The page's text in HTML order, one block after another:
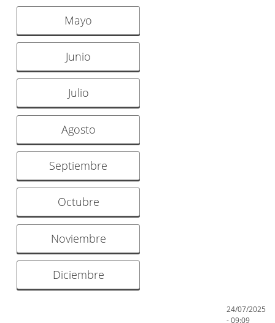
Mayo
Junio
Julio
Agosto
Septiembre
Octubre
Noviembre
Diciembre
24/07/2025
- 09:09